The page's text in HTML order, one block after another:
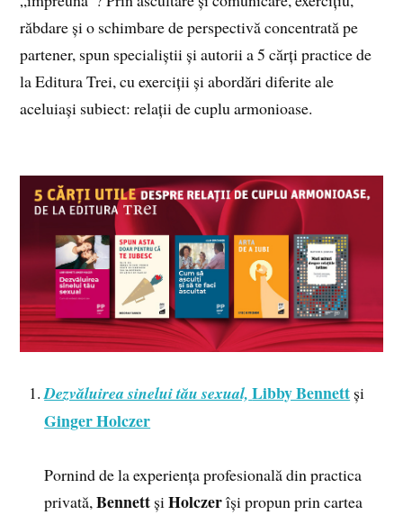
răbdare și o schimbare de perspectivă concentrată pe
partener, spun specialiștii și autorii a 5 cărți practice de
la Editura Trei, cu exerciții și abordări diferite ale
aceluiași subiect: relații de cuplu armonioase.
Dezvăluirea sinelui tău sexual, Libby Bennett și
Ginger Holczer
Pornind de la experiența profesională din practica
privată,Bennett șiHolczerîși propun prin cartea